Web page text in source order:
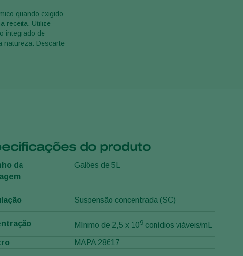
quando exigido
receita. Utilize
integrado de
natureza. Descarte
do produto
da
Galões de 5L
Suspensão concentrada (SC)
Mínimo de 2,5 x 109 conídios viáveis/mL
MAPA 28617